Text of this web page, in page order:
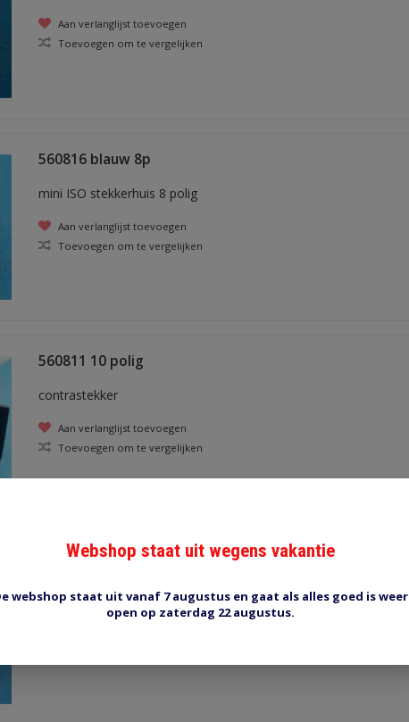
Aan verlanglijst toevoegen
Toevoegen om te vergelijken
560816 blauw 8p
mini ISO stekkerhuis 8 polig
Aan verlanglijst toevoegen
Toevoegen om te vergelijken
560811 10 polig
contrastekker
Aan verlanglijst toevoegen
Toevoegen om te vergelijken
560810 10 polig rood
Aan verlanglijst toevoegen
Webshop staat uit wegens vakantie
webshop staat uit vanaf 7 augustus en gaat als alles goed is weer
open op zaterdag 22 augustus.